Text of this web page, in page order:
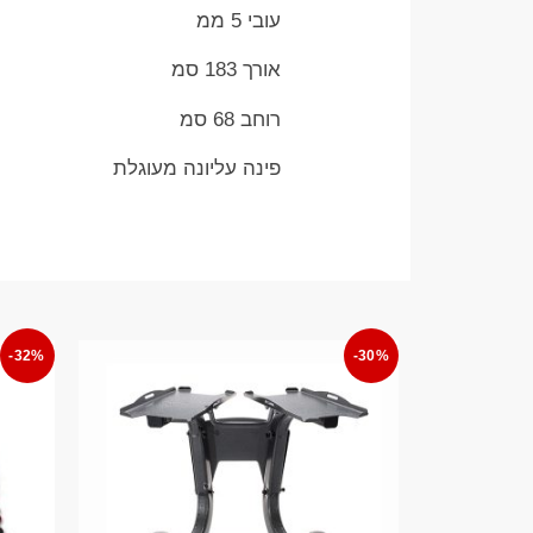
עובי 5 ממ
אורך 183 סמ
רוחב 68 סמ
פינה עליונה מעוגלת
-30%
-32%